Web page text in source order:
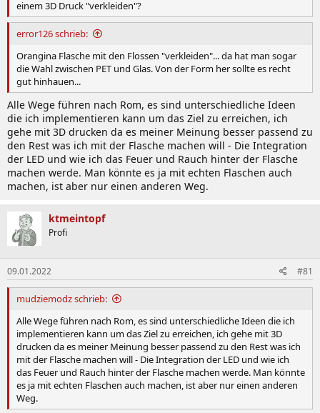
einem 3D Druck "verkleiden"?
error126 schrieb:
Orangina Flasche mit den Flossen "verkleiden"... da hat man sogar
die Wahl zwischen PET und Glas. Von der Form her sollte es recht
gut hinhauen...
Alle Wege führen nach Rom, es sind unterschiedliche Ideen
die ich implementieren kann um das Ziel zu erreichen, ich
gehe mit 3D drucken da es meiner Meinung besser passend zu
den Rest was ich mit der Flasche machen will - Die Integration
der LED und wie ich das Feuer und Rauch hinter der Flasche
machen werde. Man könnte es ja mit echten Flaschen auch
machen, ist aber nur einen anderen Weg.
ktmeintopf
Profi
09.01.2022 #81
mudziemodz schrieb:
Alle Wege führen nach Rom, es sind unterschiedliche Ideen die ich
implementieren kann um das Ziel zu erreichen, ich gehe mit 3D
drucken da es meiner Meinung besser passend zu den Rest was ich
mit der Flasche machen will - Die Integration der LED und wie ich
das Feuer und Rauch hinter der Flasche machen werde. Man könnte
es ja mit echten Flaschen auch machen, ist aber nur einen anderen
Weg.